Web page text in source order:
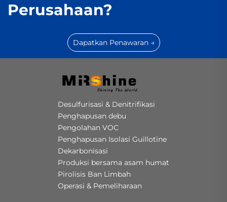
Perusahaan?
Dapatkan Penawaran →
Desulfurisasi & Denitrifikasi
Penghapusan debu
Pengolahan VOC
Penghapusan Isolasi Guillotine
Dekarbonisasi
Produksi bersama asam humat
Pirolisis Ban Limbah
Operasi & Pemeliharaan